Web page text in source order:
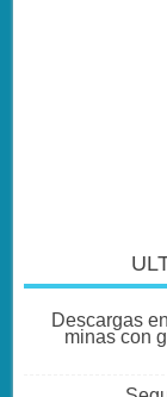
Descargas
minas con